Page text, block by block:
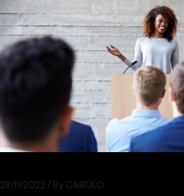
28/11/2022 By CABOLO